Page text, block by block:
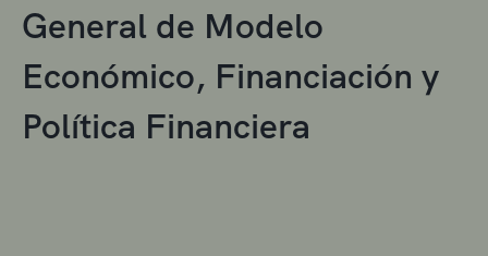
General de Modelo
Económico, Financiación y
Política Financiera